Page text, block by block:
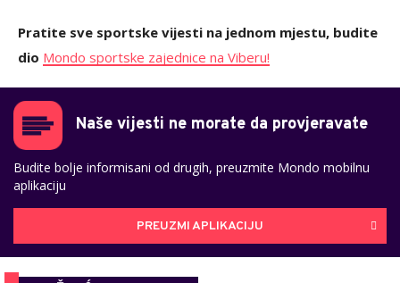
Pratite sve sportske vijesti na jednom mjestu, budite
dio Mondo sportske zajednice na Viberu!
Naše vijesti ne morate da provjeravate
Budite bolje informisani od drugih, preuzmite Mondo mobilnu
aplikaciju
PREUZMI APLIKACIJU